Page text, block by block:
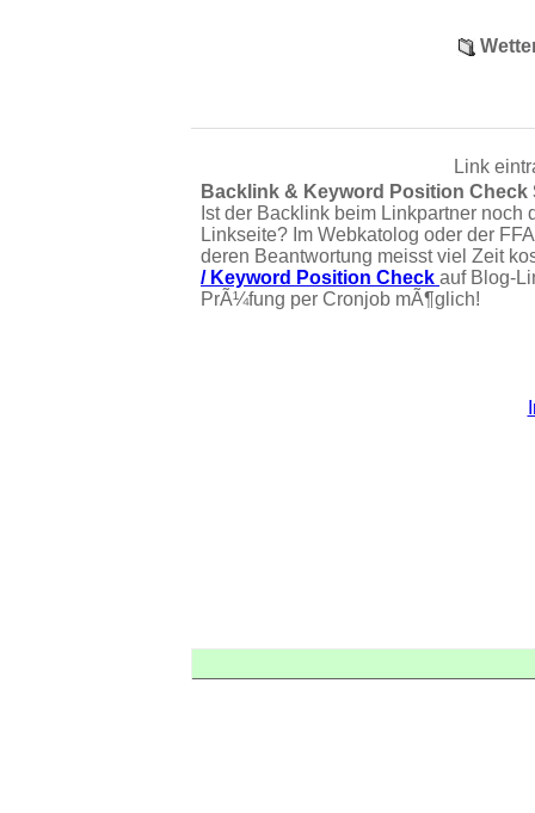
Link
Backlink & Keyword Position
Ist der Backlink beim Linkpartner noch
Linkseite? Im Webkatolog oder der
deren Beantwortung meisst viel Zeit
/ Keyword Position Check auf Blog-
PrÃ¼fung per Cronjob mÃ¶glich!